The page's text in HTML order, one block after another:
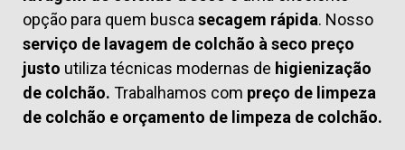
opção para quem busca secagem rápida. Nosso
serviço de lavagem de colchão à seco preço
justo utiliza técnicas modernas de higienização
de colchão. Trabalhamos com preço de limpeza
de colchão e orçamento de limpeza de colchão.